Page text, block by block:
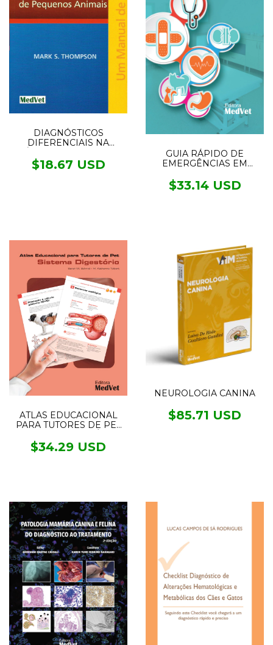
DIAGNÓSTICOS
DIFERENCIAIS NA
ANIMAIS
$18.67 USD
GUIA RÁPIDO DE
EMERGÊNCIAS EM
$33.14 USD
ATLAS EDUCACIONAL
PARA TUTORES DE PET
$34.29 USD
NEUROLOGIA CANINA
$85.71 USD